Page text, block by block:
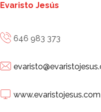
Evaristo Jesús
646 983 373
www.evaristojesus.com